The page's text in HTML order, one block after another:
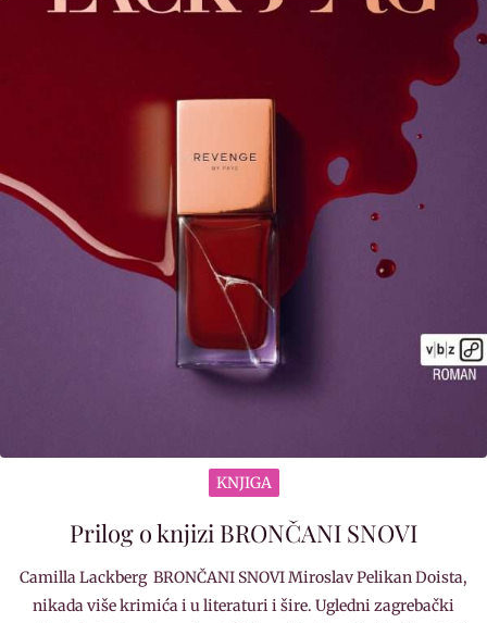
KNJIGA
Prilog o knjizi BRONČANI SNOVI
Camilla Lackberg BRONČANI SNOVI Miroslav Pelikan Doista,
nikada više krimića i u literaturi i šire. Ugledni zagrebački